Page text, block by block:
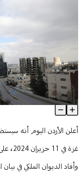
ثقافة ومجتمع
منوعات
الأردن يستضيف مؤتمراً
Article Content
أعلن الأردن اليوم أنه
غزة في 11 حزيران 2024، على ما أُوردت وكالة الصحافة الفرنسية".
وأفاد الديوان الملكي في